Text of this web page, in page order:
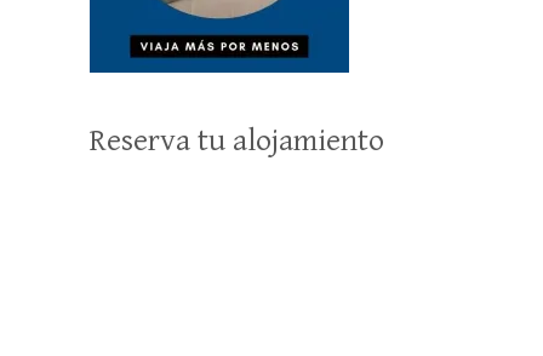
Reserva tu alojamiento